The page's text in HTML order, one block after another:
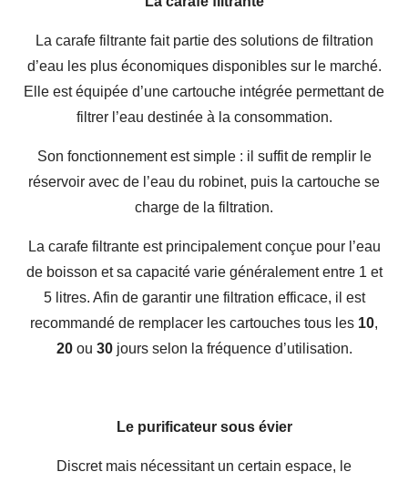
La carafe filtrante fait partie des solutions de filtration
d’eau les plus économiques disponibles sur le marché.
Elle est équipée d’une cartouche intégrée permettant de
filtrer l’eau destinée à la consommation.
Son fonctionnement est simple : il suffit de remplir le
réservoir avec de l’eau du robinet, puis la cartouche se
charge de la filtration.
La carafe filtrante est principalement conçue pour l’eau
de boisson et sa capacité varie généralement entre 1 et
5 litres. Afin de garantir une filtration efficace, il est
recommandé de remplacer les cartouches tous les 10,
20ou 30jours selon la fréquence d’utilisation.
Le purificateur sous évier
Discret mais nécessitant un certain espace, le